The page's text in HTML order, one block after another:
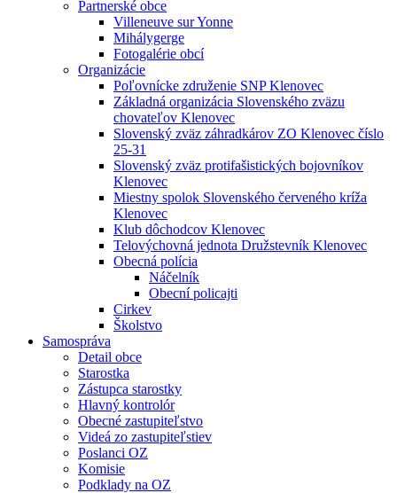
Partnerské obce
Villeneuve sur Yonne
Mihálygerge
Fotogalérie obcí
Organizácie
Poľovnícke združenie SNP Klenovec
Základná organizácia Slovenského zväzu
chovateľov Klenovec
Slovenský zväz záhradkárov ZO Klenovec číslo
25-31
Slovenský zväz protifašistických bojovníkov
Klenovec
Miestny spolok Slovenského červeného kríža
Klenovec
Klub dôchodcov Klenovec
Telovýchovná jednota Družstevník Klenovec
Obecná polícia
Náčelník
Obecní policajti
Cirkev
Školstvo
Samospráva
Detail obce
Starostka
Zástupca starostky
Hlavný kontrolór
Obecné zastupiteľstvo
Videá zo zastupiteľstiev
Poslanci OZ
Komisie
Podklady na OZ